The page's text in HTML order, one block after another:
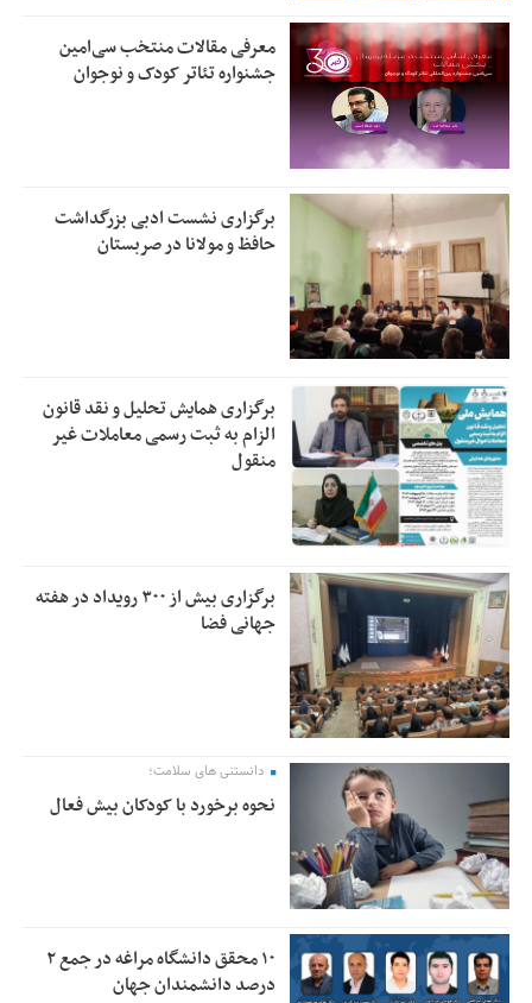
معرفی مقالات منتخب سی‌امین
جشنواره تئاتر کودک و نوجوان
برگزاری نشست ادبی بزرگداشت
حافظ و مولانا در صربستان
برگزاری همایش تحلیل و نقد قانون
الزام به ثبت رسمی معاملات غیر
منقول
برگزاری بیش از ۳۰۰ رویداد در هفته
جهانی فضا
دانستنی های سلامت؛
نحوه برخورد با کودکان بیش فعال
۱۰ محقق دانشگاه مراغه در جمع ۲
درصد دانشمندان جهان